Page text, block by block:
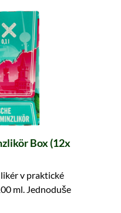
Box (12x
v praktické
ml. Jednoduše